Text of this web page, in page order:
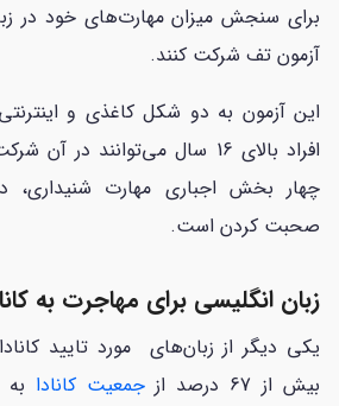
برای سنجش میزان مهارت‌های خود در
آزمون تف شرکت کنند.
این آزمون به دو شکل کاغذی و
افراد بالای 16 سال می‌توانند
چهار بخش اجباری مهارت شنیداری،
صحبت کردن است.
زبان انگلیسی برای مهاجرت به
یکی دیگر از زبان‌های مورد تایید
بیش از 67 درصد از
جمعیت کانادا